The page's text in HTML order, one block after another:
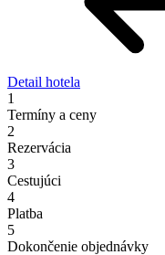
Detail hotela
1
Termíny a ceny
2
Rezervácia
3
Cestujúci
4
Platba
5
Dokončenie objednávky